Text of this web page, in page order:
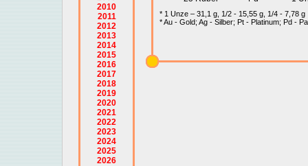
2010
2011
2012
2013
2014
2015
2016
2017
2018
2019
2020
2021
2022
2023
2024
2025
2026
* 1 Unze – 31,1 g, 1/2 - 15,55 g, 1/4 - 7,78 g
* Au - Gold; Ag - Silber; Pt - Platinum; Pd -